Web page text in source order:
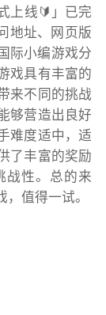
上线🔰」已完
地址、网页版
际小编游戏分
戏具有丰富的
来不同的挑战
够营造出良好
难度适中，适
了丰富的奖励
战性。总的来
值得一试。